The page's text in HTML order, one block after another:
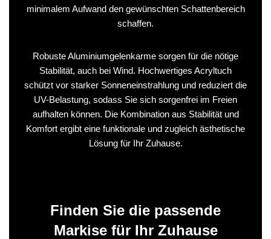
minimalem Aufwand den gewünschten Schattenbereich
schaffen.
Robuste Aluminiumgelenkarme sorgen für die nötige
Stabilität, auch bei Wind. Hochwertiges Acryltuch
schützt vor starker Sonneneinstrahlung und reduziert die
UV-Belastung, sodass Sie sich sorgenfrei im Freien
aufhalten können. Die Kombination aus Stabilität und
Komfort ergibt eine funktionale und zugleich ästhetische
Lösung für Ihr Zuhause.
Finden Sie die passende
Markise für Ihr Zuhause